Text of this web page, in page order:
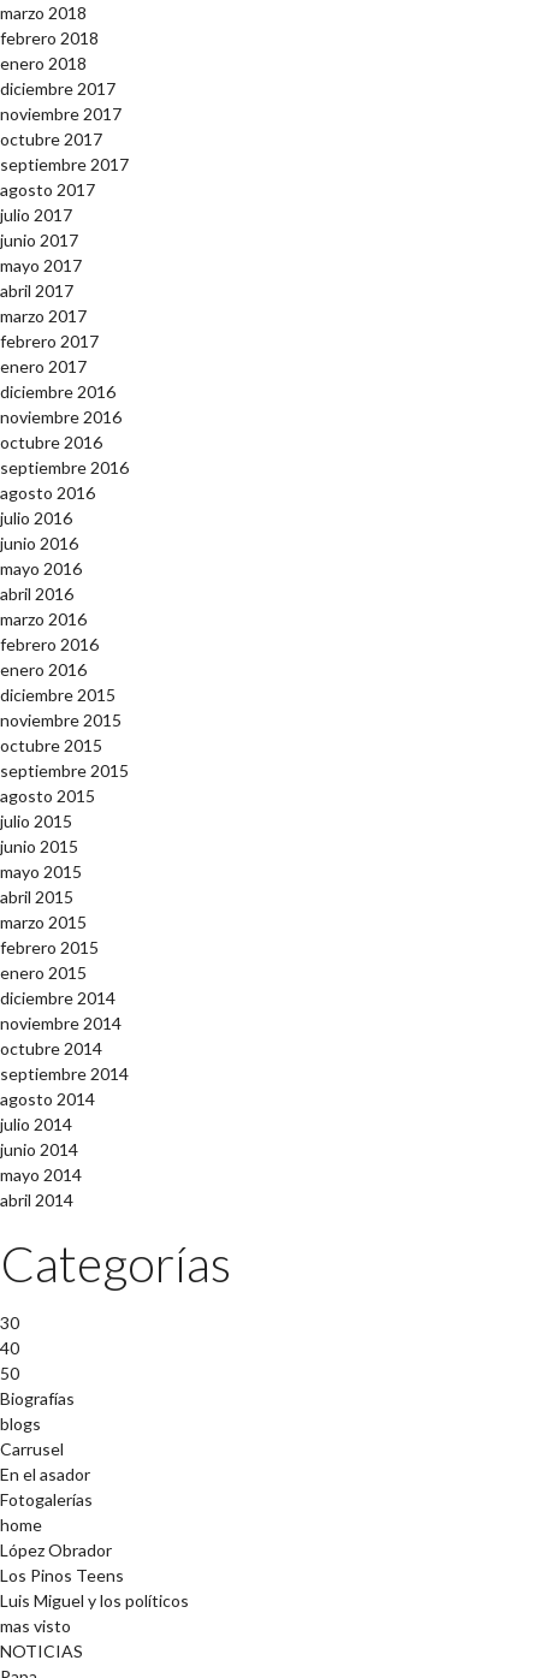
marzo 2018
febrero 2018
enero 2018
diciembre 2017
noviembre 2017
octubre 2017
septiembre 2017
agosto 2017
julio 2017
junio 2017
mayo 2017
abril 2017
marzo 2017
febrero 2017
enero 2017
diciembre 2016
noviembre 2016
octubre 2016
septiembre 2016
agosto 2016
julio 2016
junio 2016
mayo 2016
abril 2016
marzo 2016
febrero 2016
enero 2016
diciembre 2015
noviembre 2015
octubre 2015
septiembre 2015
agosto 2015
julio 2015
junio 2015
mayo 2015
abril 2015
marzo 2015
febrero 2015
enero 2015
diciembre 2014
noviembre 2014
octubre 2014
septiembre 2014
agosto 2014
julio 2014
junio 2014
mayo 2014
abril 2014
Categorías
30
40
50
Biografías
blogs
Carrusel
En el asador
Fotogalerías
home
López Obrador
Los Pinos Teens
Luis Miguel y los políticos
mas visto
NOTICIAS